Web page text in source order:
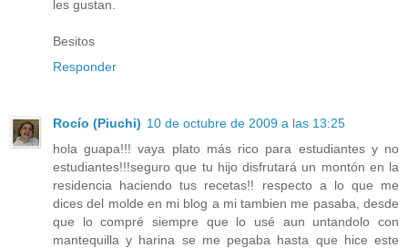
les gustan.
Besitos
Responder
Rocío (Piuchi) 10 de octubre de 2009 a las 13:25
hola guapa!!! vaya plato más rico para estudiantes y no
estudiantes!!!seguro que tu hijo disfrutará un montón en la
residencia haciendo tus recetas!! respecto a lo que me
dices del molde en mi blog a mi tambien me pasaba, desde
que lo compré siempre que lo usé aun untandolo con
mantequilla y harina se me pegaba hasta que hice este